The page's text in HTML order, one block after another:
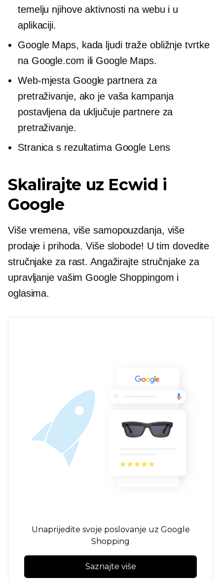
temelju njihove aktivnosti na webu i u
aplikaciji.
Google Maps, kada ljudi traže obližnje tvrtke
na Google.com ili Google Maps.
Web-mjesta Google partnera za
pretraživanje, ako je vaša kampanja
postavljena da uključuje partnere za
pretraživanje.
Stranica s rezultatima Google Lens
Skalirajte uz Ecwid i
Google
Više vremena, više samopouzdanja, više
prodaje i prihoda. Više slobode! U tim dovedite
stručnjake za rast. Angažirajte stručnjake za
upravljanje vašim Google Shoppingom i
oglasima.
Unaprijedite svoje poslovanje uz Google
Shopping
Saznajte više